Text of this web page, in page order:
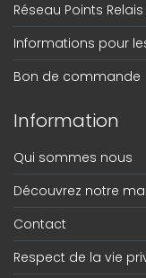
Réseau Points Relais
Informations pour
Bon de commande
Information
Qui sommes nous
Découvrez notre
Contact
Respect de la vie